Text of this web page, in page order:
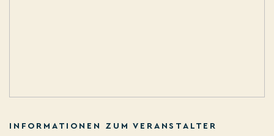
INFORMATIONEN ZUM VERANSTALTER